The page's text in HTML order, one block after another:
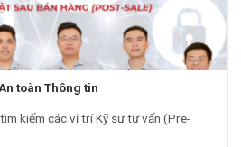
toàn Thông tin
kiếm các vị trí Kỹ sư tư vấn (Pre-